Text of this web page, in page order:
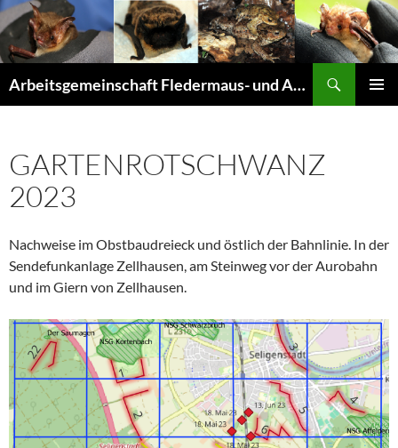
Arbeitsgemeinschaft Fledermaus- und Amphibienschutz Seligenstadt und Mainhausen
GARTENROTSCHWANZ
2023
Nachweise im Obstbaudreieck und östlich der Bahnlinie. In der
Sendefunkanlage Zellhausen, am Steinweg vor der Aurobahn
und im Giern von Zellhausen.